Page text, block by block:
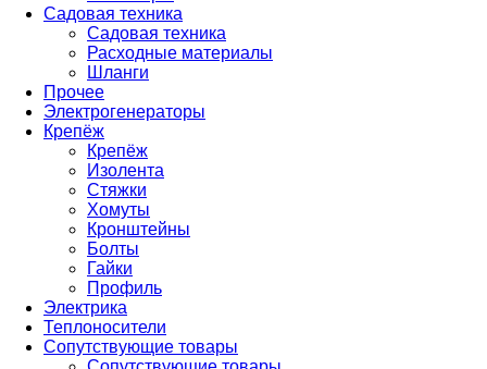
Садовая техника
Садовая техника
Расходные материалы
Шланги
Прочее
Электрогенераторы
Крепёж
Крепёж
Изолента
Стяжки
Хомуты
Кронштейны
Болты
Гайки
Профиль
Электрика
Теплоносители
Сопутствующие товары